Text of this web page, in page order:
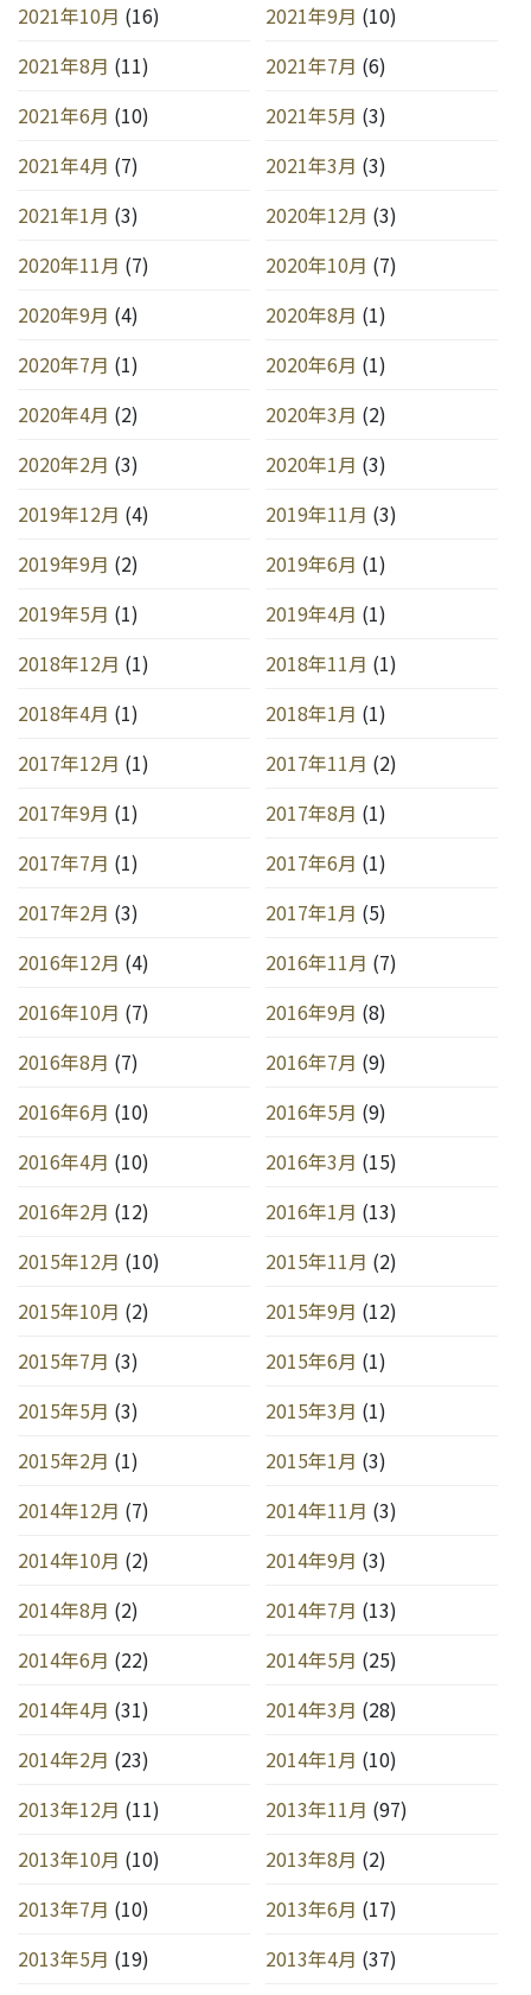
2021年10月 (16) 2021年9月 (10)
2021年8月 (11) 2021年7月 (6)
2021年6月 (10) 2021年5月 (3)
2021年4月 (7) 2021年3月 (3)
2021年1月 (3) 2020年12月 (3)
2020年11月 (7) 2020年10月 (7)
2020年9月 (4) 2020年8月 (1)
2020年7月 (1) 2020年6月 (1)
2020年4月 (2) 2020年3月 (2)
2020年2月 (3) 2020年1月 (3)
2019年12月 (4) 2019年11月 (3)
2019年9月 (2) 2019年6月 (1)
2019年5月 (1) 2019年4月 (1)
2018年12月 (1) 2018年11月 (1)
2018年4月 (1) 2018年1月 (1)
2017年12月 (1) 2017年11月 (2)
2017年9月 (1) 2017年8月 (1)
2017年7月 (1) 2017年6月 (1)
2017年2月 (3) 2017年1月 (5)
2016年12月 (4) 2016年11月 (7)
2016年10月 (7) 2016年9月 (8)
2016年8月 (7) 2016年7月 (9)
2016年6月 (10) 2016年5月 (9)
2016年4月 (10) 2016年3月 (15)
2016年2月 (12) 2016年1月 (13)
2015年12月 (10) 2015年11月 (2)
2015年10月 (2) 2015年9月 (12)
2015年7月 (3) 2015年6月 (1)
2015年5月 (3) 2015年3月 (1)
2015年2月 (1) 2015年1月 (3)
2014年12月 (7) 2014年11月 (3)
2014年10月 (2) 2014年9月 (3)
2014年8月 (2) 2014年7月 (13)
2014年6月 (22) 2014年5月 (25)
2014年4月 (31) 2014年3月 (28)
2014年2月 (23) 2014年1月 (10)
2013年12月 (11) 2013年11月 (97)
2013年10月 (10) 2013年8月 (2)
2013年7月 (10) 2013年6月 (17)
2013年5月 (19) 2013年4月 (37)